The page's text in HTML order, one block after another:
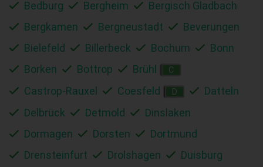
Bedburg
Bergheim
Bergisch Gladbach
Bergkamen
Bergneustadt
Beverungen
Bielefeld
Billerbeck Bochum
Bonn
Borken
Bottrop Brühl C
Castrop-Rauxel Coesfeld D
Datteln
Delbrück
Detmold
Dinslaken
Dormagen
Dorsten
Dortmund
Drensteinfurt
Drolshagen
Duisburg